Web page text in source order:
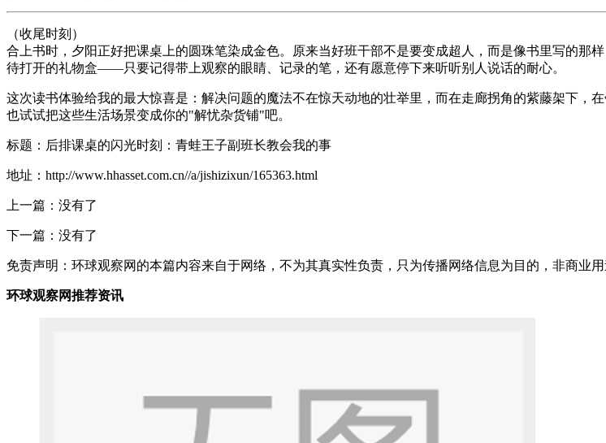
（收尾时刻）
合上书时，夕阳正好把课桌上的圆珠笔染成金色。原来当好班干部不是要变成超人，而是像书里写的那
待打开的礼物盒——只要记得带上观察的眼睛、记录的笔，还有愿意停下来听听别人说话的耐心。
这次读书体验给我的最大惊喜是：解决问题的魔法不在惊天动地的壮举里，而在走廊拐角的紫藤架下，
也试试把这些生活场景变成你的"解忧杂货铺"吧。
标题：后排课桌的闪光时刻：青蛙王子副班长教会我的事
地址：http://www.hhasset.com.cn//a/jishizixun/165363.html
上一篇：没有了
下一篇：没有了
免责声明：环球观察网的本篇内容来自于网络，不为其真实性负责，只为传播网络信息为目的，非商业
环球观察网推荐资讯